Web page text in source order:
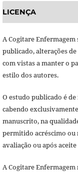
LICENÇA
A Cogitare
publicado, alterações
com vistas a manter o
estilo dos autores.
O estudo publicado é
cabendo
manuscrito, na
permitido acréscimo ou
avaliação ou após
A Cogitare